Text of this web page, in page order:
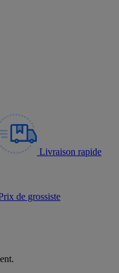
Livraison rapide
de grossiste